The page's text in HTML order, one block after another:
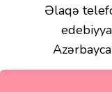
Əlaqə